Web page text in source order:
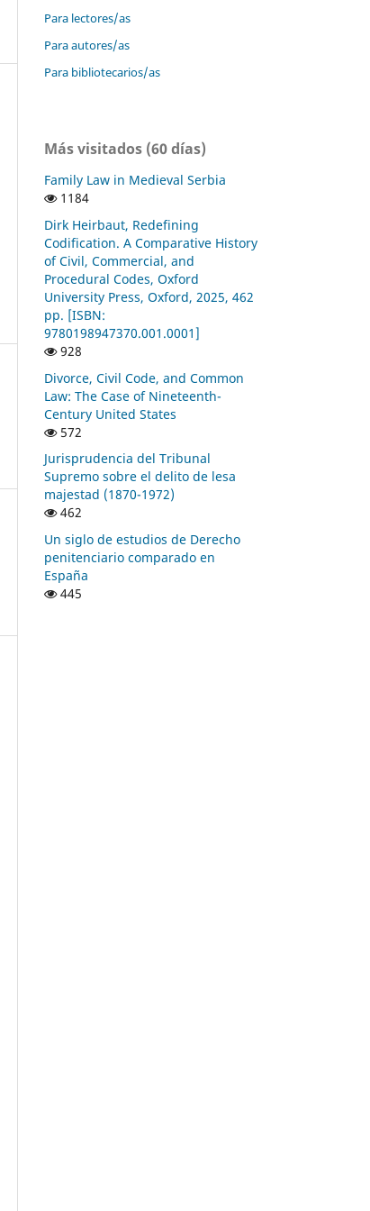
Para lectores/as
Para autores/as
Para bibliotecarios/as
Más visitados (60 días)
Family Law in Medieval Serbia
1184
Dirk Heirbaut, Redefining
Codification. A Comparative History
of Civil, Commercial, and
Procedural Codes, Oxford
University Press, Oxford, 2025, 462
pp. [ISBN:
9780198947370.001.0001]
928
Divorce, Civil Code, and Common
Law: The Case of Nineteenth-
Century United States
572
Jurisprudencia del Tribunal
Supremo sobre el delito de lesa
majestad (1870-1972)
462
Un siglo de estudios de Derecho
penitenciario comparado en
España
445